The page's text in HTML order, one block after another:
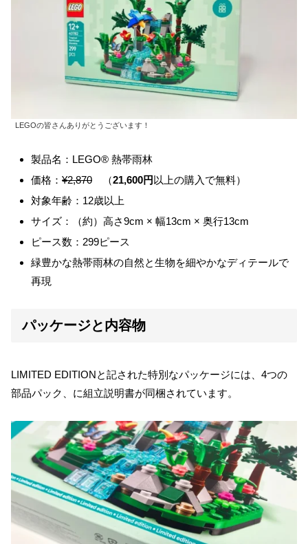
LEGOの皆さんありがとうございます！
製品名：LEGO® 熱帯雨林
価格： ¥2,870 （21,600円 以上の購入で無料）
対象年齢：12歳以上
サイズ：（約）高さ9cm × 幅13cm × 奥行13cm
ピース数：299ピース
緑豊かな熱帯雨林の自然と生物を細やかなディテールで
再現
パッケージと内容物
LIMITED EDITIONと記された特別なパッケージには、4つの
部品パック、に組立説明書が同梱されています。